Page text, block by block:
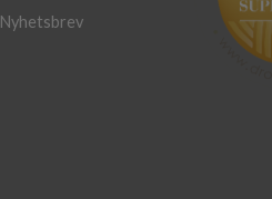
Nyhetsbrev